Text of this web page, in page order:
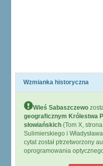
Wzmianka historyczna
Wieś Sabaszczewo
geograficznym Królestwa
słowiańskich (Tom X,
Sulimierskiego i
cytat został ptrzetworzony
oprogramowania